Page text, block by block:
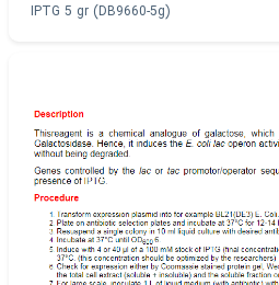
IPTG 5 gr (DB9660-5g)